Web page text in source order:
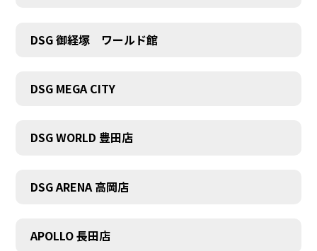
DSG 御経塚 ワールド館
DSG MEGA CITY
DSG WORLD 豊田店
DSG ARENA 高岡店
APOLLO 長田店